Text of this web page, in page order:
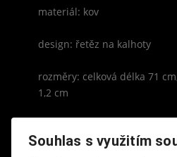
materiál: kov
design: řetěz na kalhoty
rozměry: celková délka 71
1,2 cm
Souhlas s využitím